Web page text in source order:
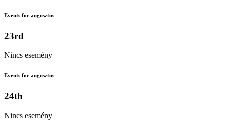
Events for augusztus
23rd
Nincs esemény
Events for augusztus
24th
Nincs esemény